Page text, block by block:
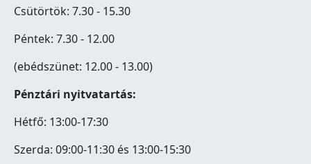
Csütörtök: 7.30 - 15.30
Péntek: 7.30 - 12.00
(ebédszünet: 12.00 - 13.00)
Pénztári nyitvatartás:
Hétfő: 13:00-17:30
Szerda: 09:00-11:30 és 13:00-15:30